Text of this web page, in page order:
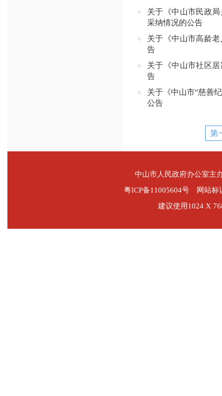
关于《中山市民政
采纳情况的公告
关于《中山市高龄
告
关于《中山市社区
告
关于《中山市“慈善
公告
第
中山市人民政府办公室
粤ICP备11005604号 网站标
建议使用1024 X